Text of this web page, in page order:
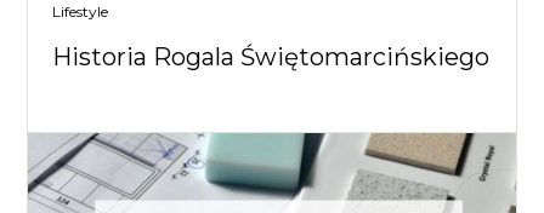
Lifestyle
Historia Rogala Świętomarcińskiego